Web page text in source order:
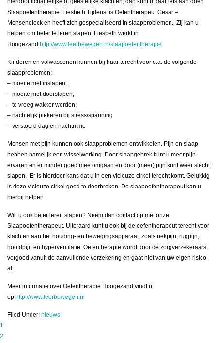
hierdoor lichamelijke of geestelijke klachten, dan kunt u daar iets aan doen:
Slaapoefentherapie. Liesbeth Tijdens is Oefentherapeut Cesar –
Mensendieck en heeft zich gespecialiseerd in slaapproblemen. Zij kan u
helpen om beter te leren slapen. Liesbeth werkt in
Hoogezand http://www.leerbewegen.nl/slaapoefentherapie
Kinderen en volwassenen kunnen bij haar terecht voor o.a. de volgende
slaapproblemen:
– moeite met inslapen;
– moeite met doorslapen;
– te vroeg wakker worden;
– nachtelijk piekeren bij stress/spanning
– verstoord dag en nachtritme
Mensen met pijn kunnen ook slaapproblemen ontwikkelen. Pijn en slaap
hebben namelijk een wisselwerking. Door slaapgebrek kunt u meer pijn
ervaren en er minder goed mee omgaan en door (meer) pijn kunt weer slecht
slapen. Er is hierdoor kans dat u in een vicieuze cirkel terecht komt. Gelukkig
is deze vicieuze cirkel goed te doorbreken. De slaapoefentherapeut kan u
hierbij helpen.
Wilt u ook beter leren slapen? Neem dan contact op met onze
Slaapoefentherapeut. Uiteraard kunt u ook bij de oefentherapeut terecht voor
klachten aan het houding- en bewegingsapparaat, zoals nekpijn, rugpijn,
hoofdpijn en hyperventilatie. Oefentherapie wordt door de zorgverzekeraars
vergoed vanuit de aanvullende verzekering en gaat niet van uw eigen risico
af.
Meer informatie over Oefentherapie Hoogezand vindt u
op http://www.leerbewegen.nl
Filed Under: nieuws
1
2